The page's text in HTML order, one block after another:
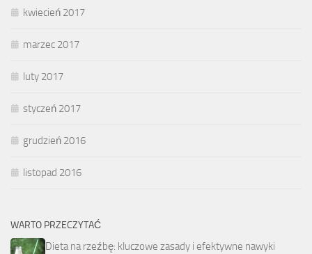
kwiecień 2017
marzec 2017
luty 2017
styczeń 2017
grudzień 2016
listopad 2016
WARTO PRZECZYTAĆ
Dieta na rzeźbę: kluczowe zasady i efektywne nawyki